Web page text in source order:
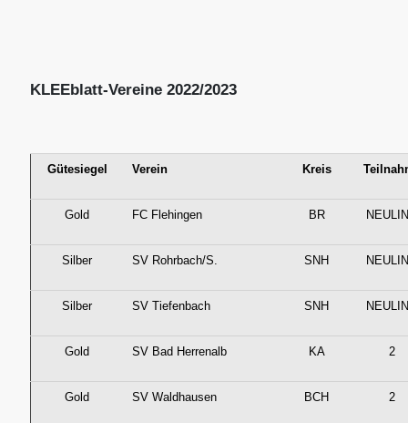
KLEEblatt-Vereine 2022/2023
Gütesiegel Verein Kreis
Gold FC Flehingen BR
Silber SV Rohrbach/S. SNH
Silber SV Tiefenbach SNH
Gold SV Bad Herrenalb KA 2
Gold SV Waldhausen BCH 2